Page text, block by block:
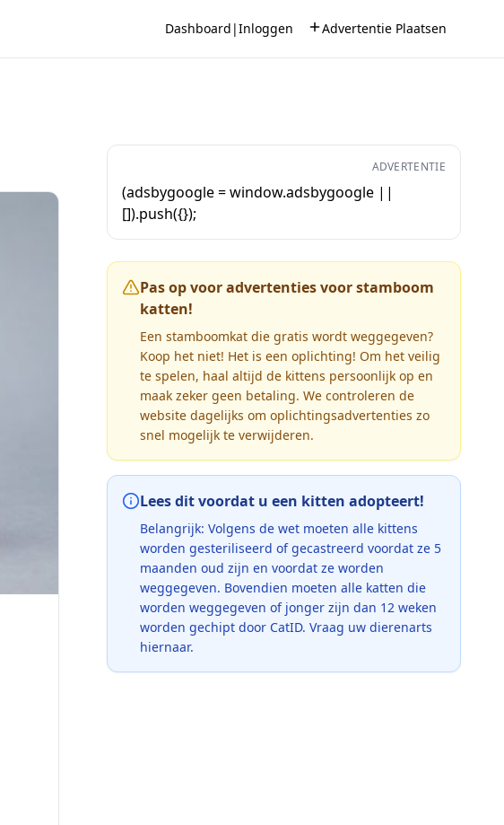
Dashboard |Inloggen Advertentie Plaatsen
ADVERTENTIE
(adsbygoogle = window.adsbygoogle ||
[]).push({});
Pas op voor advertenties voor stamboom
katten!
Een stamboomkat die gratis wordt weggegeven?
Koop het niet! Het is een oplichting! Om het veilig
te spelen, haal altijd de kittens persoonlijk op en
maak zeker geen betaling. We controleren de
website dagelijks om oplichtingsadvertenties zo
snel mogelijk te verwijderen.
Lees dit voordat u een kitten adopteert!
Belangrijk: Volgens de wet moeten alle kittens
worden gesteriliseerd of gecastreerd voordat ze 5
maanden oud zijn en voordat ze worden
weggegeven. Bovendien moeten alle katten die
worden weggegeven of jonger zijn dan 12 weken
worden gechipt door CatID. Vraag uw dierenarts
hiernaar.